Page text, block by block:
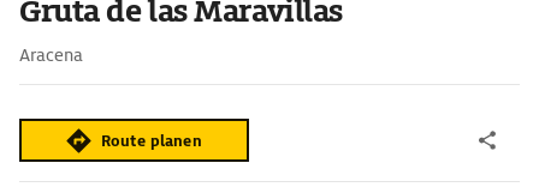
Gruta de las Maravillas
Aracena
Route planen